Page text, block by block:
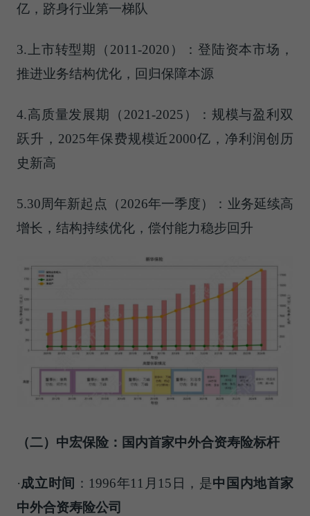
亿，跻身行业第一梯队
3.上市转型期（2011-2020）：登陆资本市场，
推进业务结构优化，回归保障本源
4.高质量发展期（2021-2025）：规模与盈利双
跃升，2025年保费规模近2000亿，净利润创历
史新高
5.30周年新起点（2026年一季度）：业务延续高
增长，结构持续优化，偿付能力稳步回升
（二）中宏保险：国内首家中外合资寿险标杆
·成立时间 ：1996年11月15日，是中国内地首家
中外合资寿险公司